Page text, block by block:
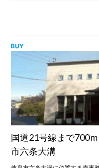
国道21号線まで
市六条大溝